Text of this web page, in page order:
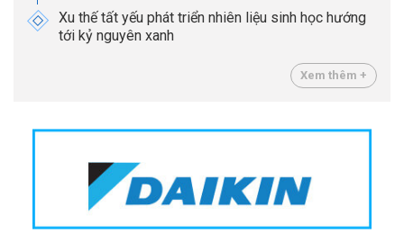
Xu thế tất yếu phát triển nhiên liệu sinh học hướng
tới kỷ nguyên xanh
Xem thêm +